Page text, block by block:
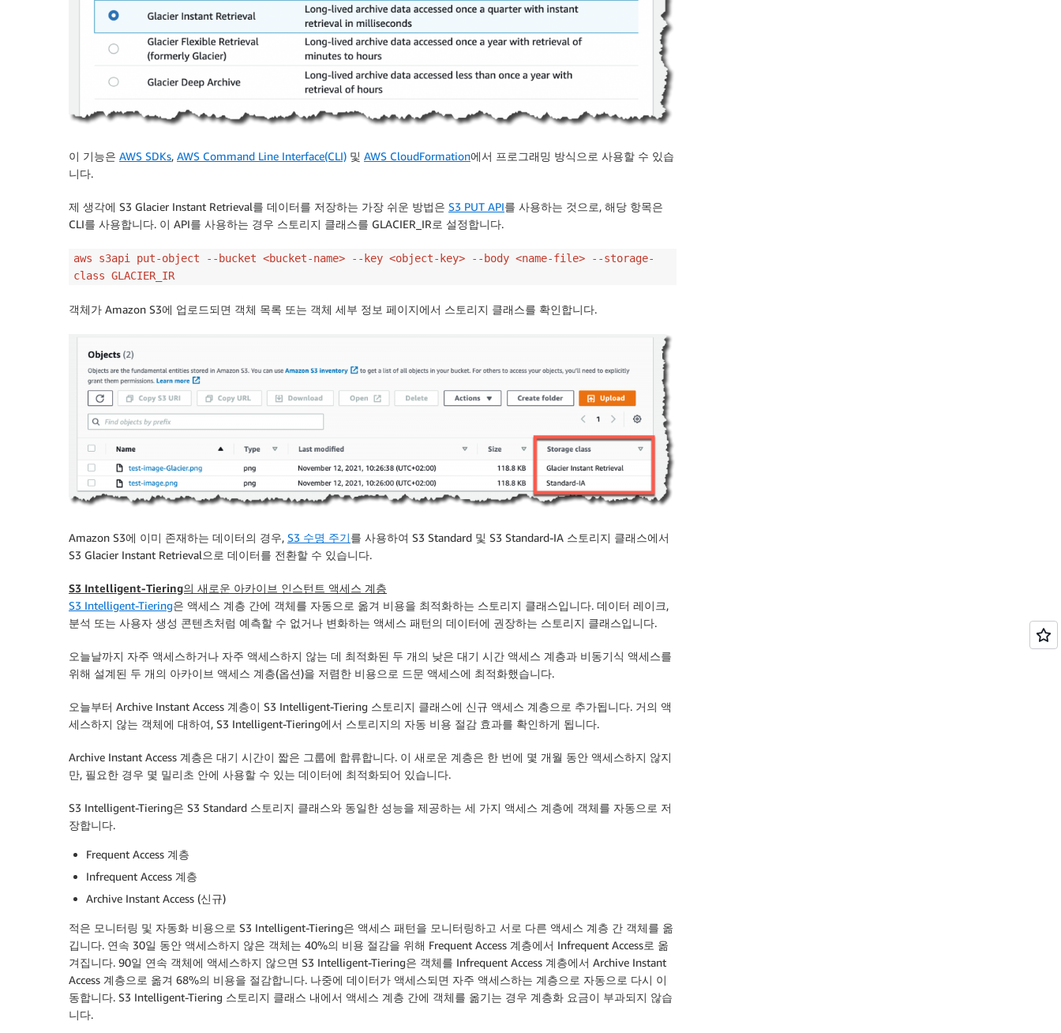
이 기능은 AWS SDKs, AWS Command Line Interface(CLI) 및 AWS CloudFormation에서 프로그래밍 방식으로 사용할 수 있습
니다.
제 생각에 S3 Glacier Instant Retrieval를 데이터를 저장하는 가장 쉬운 방법은 S3 PUT API를 사용하는 것으로, 해당 항목은
CLI를 사용합니다. 이 API를 사용하는 경우 스토리지 클래스를 GLACIER_IR로 설정합니다.
aws s3api put-object --bucket <bucket-name> --key <object-key> --body <name-file> --storage-
class GLACIER_IR
객체가 Amazon S3에 업로드되면 객체 목록 또는 객체 세부 정보 페이지에서 스토리지 클래스를 확인합니다.
Amazon S3에 이미 존재하는 데이터의 경우, S3 수명 주기를 사용하여 S3 Standard 및 S3 Standard-IA 스토리지 클래스에서
S3 Glacier Instant Retrieval으로 데이터를 전환할 수 있습니다.
S3 Intelligent-Tiering의 새로운 아카이브 인스턴트 액세스 계층
S3 Intelligent-Tiering은 액세스 계층 간에 객체를 자동으로 옮겨 비용을 최적화하는 스토리지 클래스입니다. 데이터 레이크,
분석 또는 사용자 생성 콘텐츠처럼 예측할 수 없거나 변화하는 액세스 패턴의 데이터에 권장하는 스토리지 클래스입니다.
오늘날까지 자주 액세스하거나 자주 액세스하지 않는 데 최적화된 두 개의 낮은 대기 시간 액세스 계층과 비동기식 액세스를
위해 설계된 두 개의 아카이브 액세스 계층(옵션)을 저렴한 비용으로 드문 액세스에 최적화했습니다.
오늘부터 Archive Instant Access 계층이 S3 Intelligent-Tiering 스토리지 클래스에 신규 액세스 계층으로 추가됩니다. 거의 액
세스하지 않는 객체에 대하여, S3 Intelligent-Tiering에서 스토리지의 자동 비용 절감 효과를 확인하게 됩니다.
Archive Instant Access 계층은 대기 시간이 짧은 그룹에 합류합니다. 이 새로운 계층은 한 번에 몇 개월 동안 액세스하지 않지
만, 필요한 경우 몇 밀리초 안에 사용할 수 있는 데이터에 최적화되어 있습니다.
S3 Intelligent-Tiering은 S3 Standard 스토리지 클래스와 동일한 성능을 제공하는 세 가지 액세스 계층에 객체를 자동으로 저
장합니다.
Frequent Access 계층
Infrequent Access 계층
Archive Instant Access (신규)
적은 모니터링 및 자동화 비용으로 S3 Intelligent-Tiering은 액세스 패턴을 모니터링하고 서로 다른 액세스 계층 간 객체를 옮
깁니다. 연속 30일 동안 액세스하지 않은 객체는 40%의 비용 절감을 위해 Frequent Access 계층에서 Infrequent Access로 옮
겨집니다. 90일 연속 객체에 액세스하지 않으면 S3 Intelligent-Tiering은 객체를 Infrequent Access 계층에서 Archive Instant
Access 계층으로 옮겨 68%의 비용을 절감합니다. 나중에 데이터가 액세스되면 자주 액세스하는 계층으로 자동으로 다시 이
동합니다. S3 Intelligent-Tiering 스토리지 클래스 내에서 액세스 계층 간에 객체를 옮기는 경우 계층화 요금이 부과되지 않습
니다.